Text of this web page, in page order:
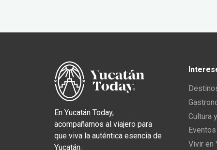
En Yucatán Today,
acompañamos al viajero para
que viva la auténtica esencia de
Yucatán.
Cultura
Vivir en